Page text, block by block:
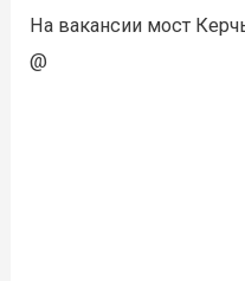
На вакансии мост
@